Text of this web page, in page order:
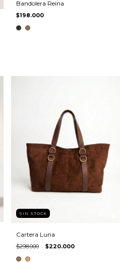
Bandolera Reina
$198.000
SIN STOCK
Cartera Luna
$298.000 $220.000